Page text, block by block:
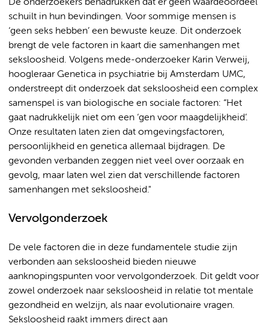
De onderzoekers benadrukken dat er geen waardeoordeel
schuilt in hun bevindingen. Voor sommige mensen is
‘geen seks hebben’ een bewuste keuze. Dit onderzoek
brengt de vele factoren in kaart die samenhangen met
seksloosheid. Volgens mede-onderzoeker Karin Verweij,
hoogleraar Genetica in psychiatrie bij Amsterdam UMC,
onderstreept dit onderzoek dat seksloosheid een complex
samenspel is van biologische en sociale factoren: “Het
gaat nadrukkelijk niet om een ‘gen voor maagdelijkheid’.
Onze resultaten laten zien dat omgevingsfactoren,
persoonlijkheid en genetica allemaal bijdragen. De
gevonden verbanden zeggen niet veel over oorzaak en
gevolg, maar laten wel zien dat verschillende factoren
samenhangen met seksloosheid."
Vervolgonderzoek
De vele factoren die in deze fundamentele studie zijn
verbonden aan seksloosheid bieden nieuwe
aanknopingspunten voor vervolgonderzoek. Dit geldt voor
zowel onderzoek naar seksloosheid in relatie tot mentale
gezondheid en welzijn, als naar evolutionaire vragen.
Seksloosheid raakt immers direct aan